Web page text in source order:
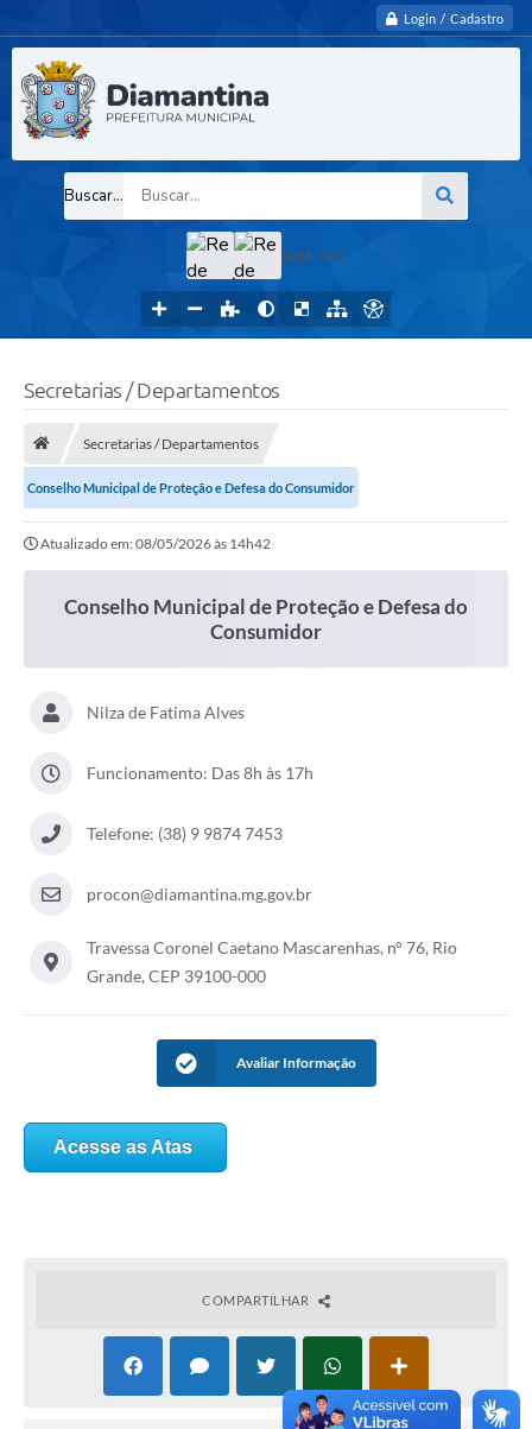
Login / Cadastro
Buscar...
Siga-nos
Secretarias / Departamentos
Secretarias / Departamentos
Conselho Municipal de Proteção e Defesa do Consumidor
Atualizado em: 08/05/2026 às 14h42
Conselho Municipal de Proteção e Defesa do
Consumidor
Nilza de Fatima Alves
Funcionamento: Das 8h às 17h
Telefone: (38) 9 9874 7453
procon@diamantina.mg.gov.br
Travessa Coronel Caetano Mascarenhas, n° 76, Rio
Grande, CEP 39100-000
Avaliar Informação
Acesse as Atas
COMPARTILHAR